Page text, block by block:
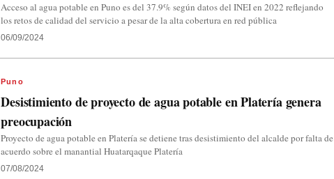
Acceso al agua potable en Puno es del 37.9% según datos del INEI en 2022 reflejando
los retos de calidad del servicio a pesar de la alta cobertura en red pública
06/09/2024
Puno
Desistimiento de proyecto de agua potable en Platería genera
preocupación
Proyecto de agua potable en Platería se detiene tras desistimiento del alcalde por falta de
acuerdo sobre el manantial Huatarqaque Platería
07/08/2024